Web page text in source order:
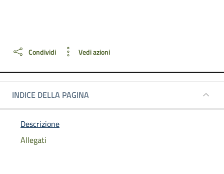
Condividi Vedi azioni
INDICE DELLA PAGINA
Descrizione
Allegati